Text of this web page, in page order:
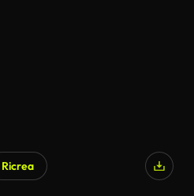
Ricrea